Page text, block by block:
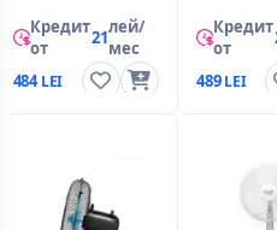
Кредит
от
21лей/
мес
484
Кредит
от
489